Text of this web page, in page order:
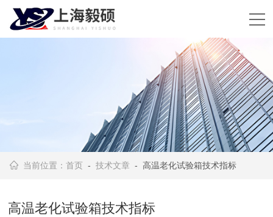
当前位置：首页 -技术文章 - 高温老化试验箱技术指标
高温老化试验箱技术指标